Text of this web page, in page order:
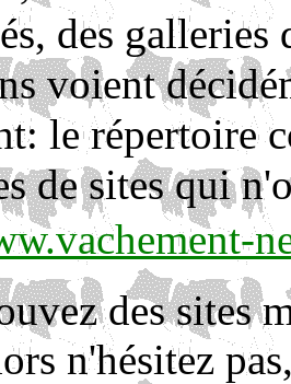
des galleries
voient
le répertoire
de sites qui
des sites
n'hésitez